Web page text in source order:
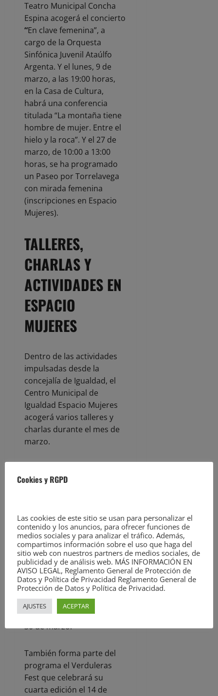
Teatro Municipal Concha
Espina acogerá el concierto
“En clave femenina”, a
cargo de la Orquesta
Sinfónica Juvenil Ataúlfo
Argenta. Y el lunes, 9 de
marzo, a las 19:00 horas,
en la Casa de Cultura,
habrá una conferencia
titulada “La montaña tiene
hombre de mujer. Entre el
hielo y la roca”. Y el 27 de
marzo, de 10:00 a 13:00
horas, se ha programado
un Paseo por Torrelavega
con mirada femenina
(inscripciones en Espacio
Mujeres).
TALLERES,
CHARLAS Y
ACTIVIDADES EN
ESPACIO
MUJERES
Dentro de las actividades
impulsadas desde la
concejalía de Igualdad, el
Centro Municipal de
Igualdad Espacio Mujeres
acogerá varios talleres y
charlas durante el mes de
marzo.
a tu niña interior
los días 11 y 18 de marzo,
así como el taller
“Corresponsabilidad en la
era digital”, el 13 de marzo,
la charla “¿Por qué nos
sentimos culpables? Lo que
la historia no nos enseña”,
el 18 de marzo, o el taller
“Estereotipos en el cine”, el
30 de marzo.
También forma parte del
programa el Verduleras
Fest que celebrará su
cuarta edición el 14 de
Cookies y RGPD
Las cookies de este sitio se usan para personalizar el
contenido y los anuncios, para ofrecer funciones de
medios sociales y para analizar el tráfico. Además,
compartimos información sobre el uso que haga del
sitio web con nuestros partners de medios sociales, de
publicidad y de análisis web. MÁS INFORMACIÓN EN
AVISO LEGAL, Reglamento General de Protección de
Datos y Política de Privacidad Reglamento General de
Protección de Datos y Política de Privacidad.
AJUSTES ACEPTAR